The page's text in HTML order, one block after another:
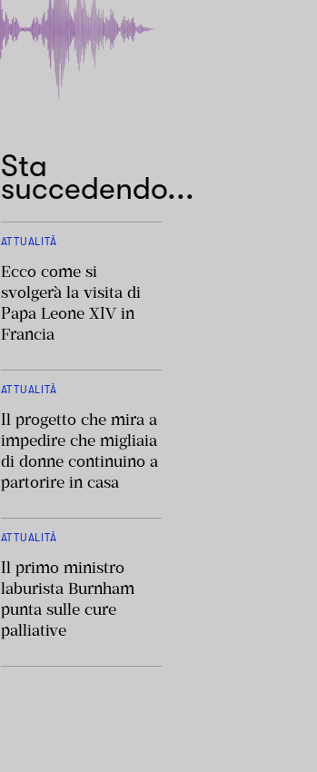
Sta
succedendo...
ATTUALITÀ
Ecco come si
svolgerà la visita di
Papa Leone XIV in
Francia
ATTUALITÀ
Il progetto che mira a
impedire che migliaia
di donne continuino a
partorire in casa
ATTUALITÀ
Il primo ministro
laburista Burnham
punta sulle cure
palliative